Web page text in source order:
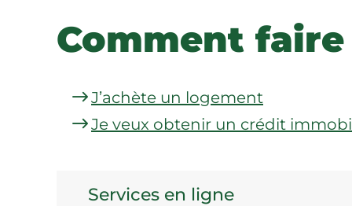
Comment
J’achète un logement
Je veux obtenir un crédit
Services en ligne